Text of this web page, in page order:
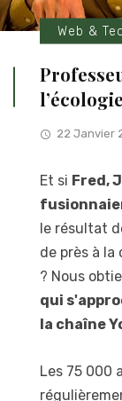
Web &
22 Janvier
Et si Fred,
le résultat
de près à
? Nous
qui
la chaîne
Les 75 000